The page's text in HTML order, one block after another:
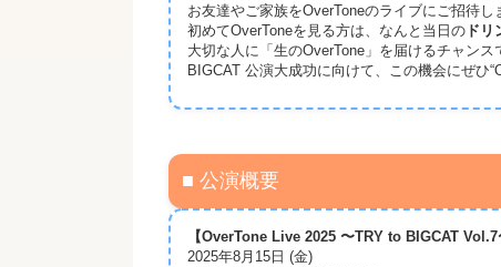
お友達やご家族をOverToneのライブにご招待し
初めてOverToneを見る方は、なんと当日の ド
大切な人に「生のOverTone」を届けるチャンス
BIGCAT 公演大成功に向けて、この機会にぜひ
■ 公演概要
【OverTone Live 2025 〜TRY to BIGCAT Vol.7
2025年8月15日 (金)